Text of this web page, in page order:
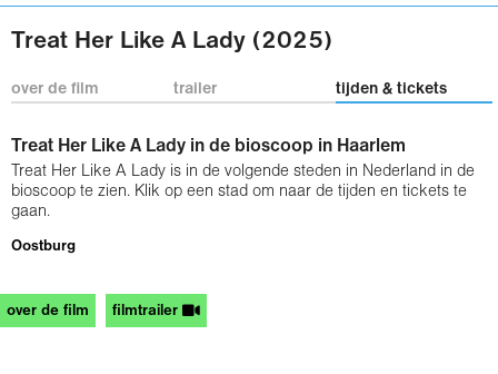
Treat Her Like A Lady (2025)
over de film trailer tijden & tickets
Treat Her Like A Lady in de bioscoop in Haarlem
Treat Her Like A Lady is in de volgende steden in Nederland in de
bioscoop te zien. Klik op een stad om naar de tijden en tickets te
gaan.
Oostburg
over de film filmtrailer